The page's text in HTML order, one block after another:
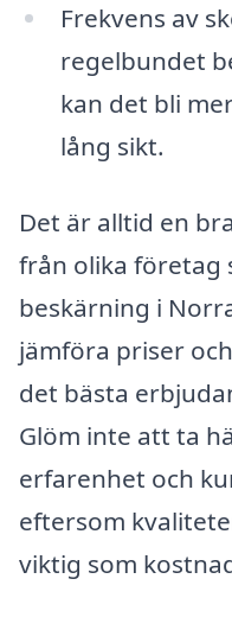
Frekvens av
regelbundet
kan det bli
lång sikt.
Det är alltid en
från olika företag
beskärning i
jämföra priser
det bästa
Glöm inte att ta
erfarenhet och
eftersom
viktig som